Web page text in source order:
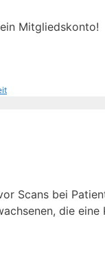
Mitgliedskonto!
Scans bei
die